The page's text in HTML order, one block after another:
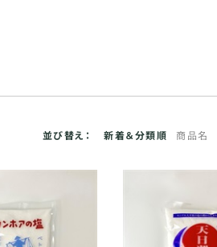
並び替え： 新着＆分類順 商品名